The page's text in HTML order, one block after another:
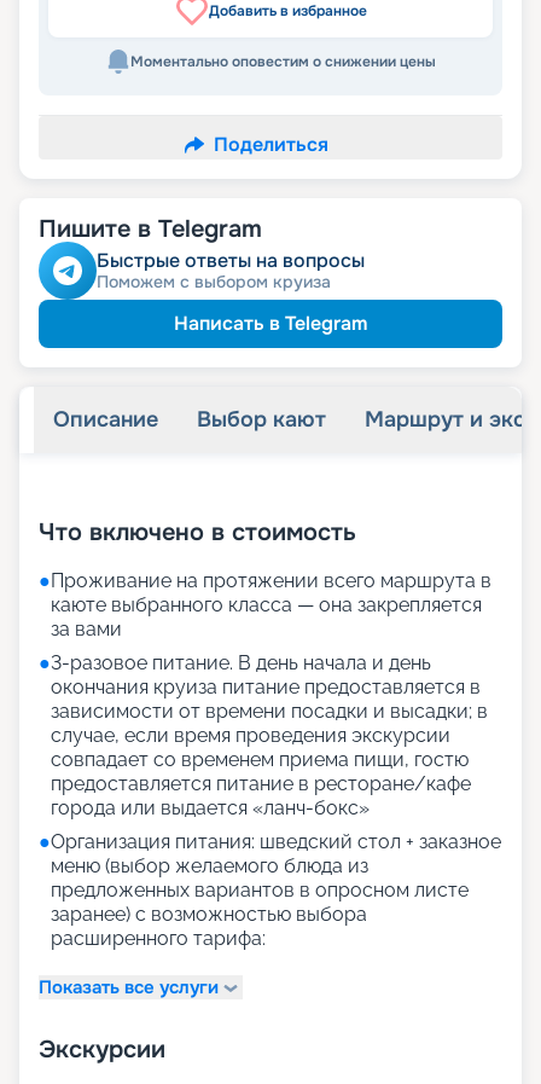
Добавить в избранное
Моментально оповестим о снижении цены
Поделиться
Пишите в Telegram
Быстрые ответы на вопросы
Поможем с выбором круиза
Написать в Telegram
Описание Выбор кают Маршрут и
Что включено в стоимость
●Проживание на протяжении всего маршрута в
каюте выбранного класса — она закрепляется
за вами
●3-разовое питание. В день начала и день
окончания круиза питание предоставляется в
зависимости от времени посадки и высадки; в
случае, если время проведения экскурсии
совпадает со временем приема пищи, гостю
предоставляется питание в ресторане/кафе
города или выдается «ланч-бокс»
●Организация питания: шведский стол + заказное
меню (выбор желаемого блюда из
предложенных вариантов в опросном листе
заранее) с возможностью выбора
расширенного тарифа:
Показать все услуги
Экскурсии